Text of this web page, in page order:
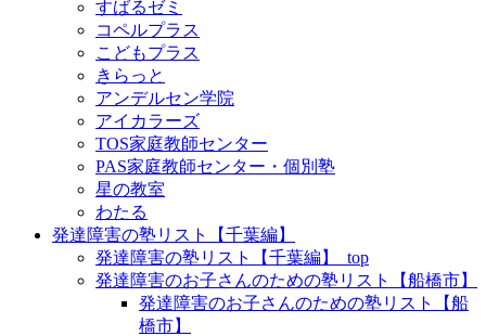
すばるゼミ
コペルプラス
こどもプラス
きらっと
アンデルセン学院
アイカラーズ
TOS家庭教師センター
PAS家庭教師センター・個別塾
星の教室
わたる
発達障害の塾リスト【千葉編】
発達障害の塾リスト【千葉編】_top
発達障害のお子さんのための塾リスト【船橋市】
発達障害のお子さんのための塾リスト【船
橋市】